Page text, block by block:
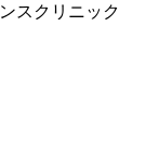
スクリニック